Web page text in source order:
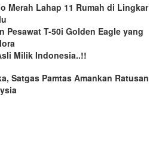
Merah Lahap 11 Rumah di Lingkar
Pesawat T-50i Golden Eagle yang
Milik Indonesia..!!
Satgas Pamtas Amankan Ratusan